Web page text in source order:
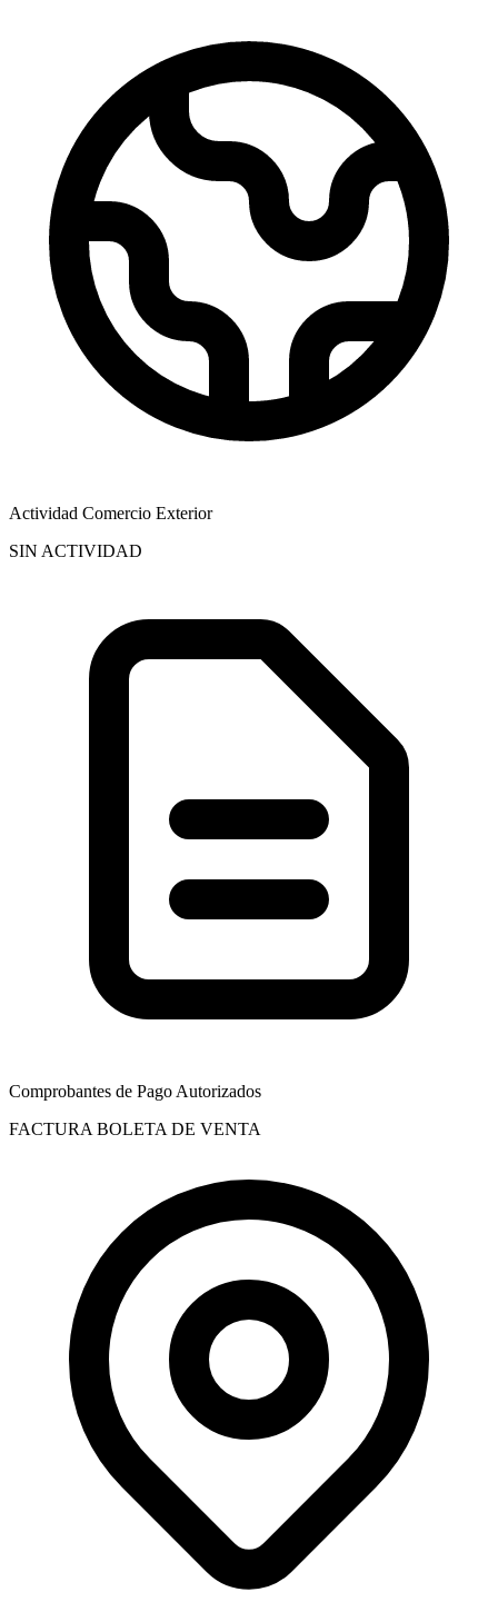
Actividad Comercio Exterior
SIN ACTIVIDAD
Comprobantes de Pago Autorizados
FACTURA BOLETA DE VENTA